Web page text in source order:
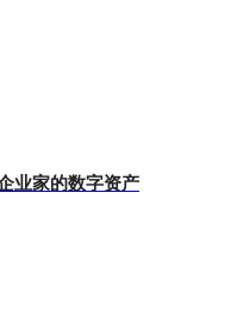
业家的数字资产